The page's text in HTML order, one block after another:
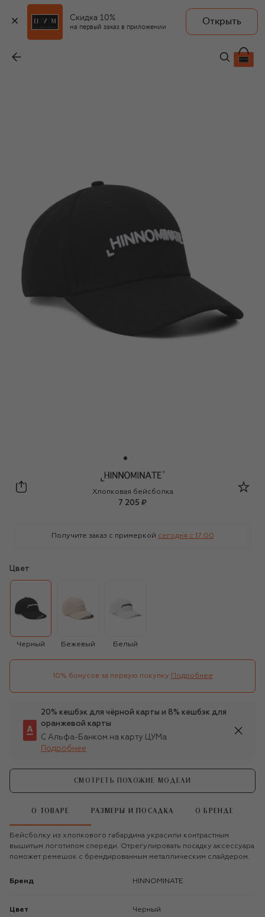
Скидка 10%
на первый заказ в приложении
Открыть
7 205 ₽
HINNOMINATE
Хлопковая бейсболка
7 205 ₽
Получите заказ с примеркой сегодня c 17:00
Цвет
Черный Бежевый Белый
10% бонусов за первую покупку Подробнее
20% кешбэк для чёрной карты и 8% кешбэк для
оранжевой карты
С Альфа-Банком на карту ЦУМа
Подробнее
СМОТРЕТЬ ПОХОЖИЕ МОДЕЛИ
О ТОВАРЕ РАЗМЕРЫ И ПОСАДКА О БРЕНДЕ
Бейсболку из хлопкового габардина украсили контрастным
вышитым логотипом спереди. Отрегулировать посадку аксессуара
поможет ремешок с брендированным металлическим слайдером.
Бренд HINNOMINATE
Цвет Черный